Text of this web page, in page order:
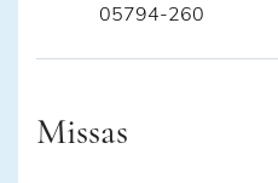
05794-260
Missas